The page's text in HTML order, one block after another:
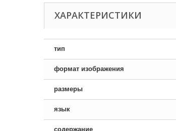
ХАРАКТЕРИСТИКИ
тип
формат изображения
размеры
язык
содержание